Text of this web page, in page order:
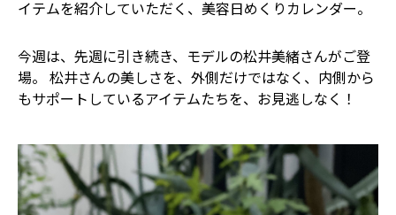
イテムを紹介していただく、美容日めくりカレンダー。
今週は、先週に引き続き、モデルの松井美緒さんがご登
場。 松井さんの美しさを、外側だけではなく、内側から
もサポートしているアイテムたちを、お見逃しなく！